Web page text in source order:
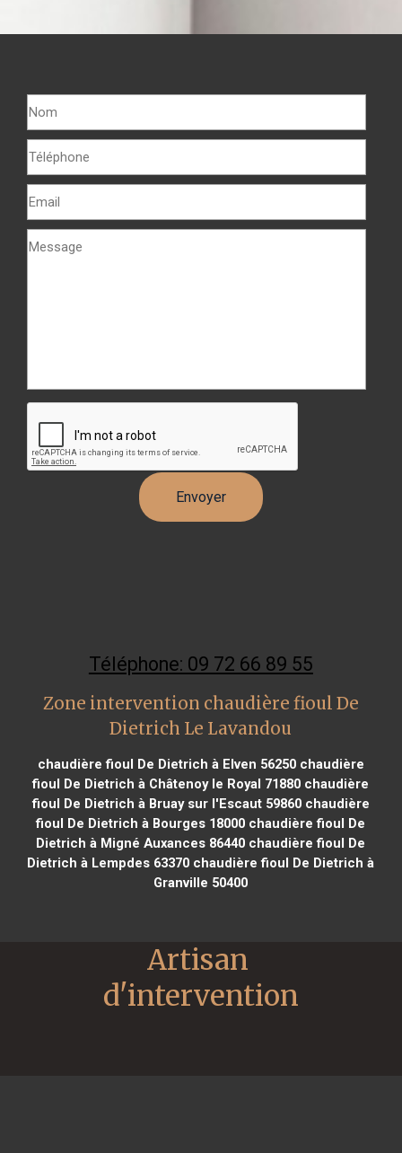
Téléphone: 09 72 66 89 55
Zone intervention chaudière fioul De
Dietrich Le Lavandou
chaudière fioul De Dietrich à Elven 56250chaudière
fioul De Dietrich à Châtenoy le Royal 71880 chaudière
fioul De Dietrich à Bruay sur l'Escaut 59860chaudière
fioul De Dietrich à Bourges 18000 chaudière fioul De
Dietrich à Migné Auxances 86440 chaudière fioul De
Dietrich à Lempdes 63370 chaudière fioul De Dietrich à
Granville 50400
Artisan
d'intervention